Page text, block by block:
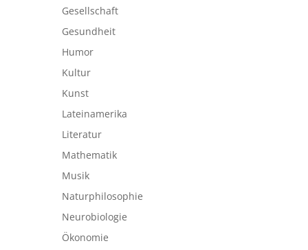
Gesellschaft
Gesundheit
Humor
Kultur
Kunst
Lateinamerika
Literatur
Mathematik
Musik
Naturphilosophie
Neurobiologie
Ökonomie